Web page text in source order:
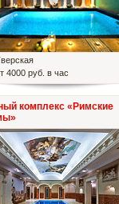
4000 руб. в час
комплекс «Римские